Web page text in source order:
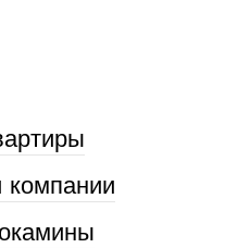
компании